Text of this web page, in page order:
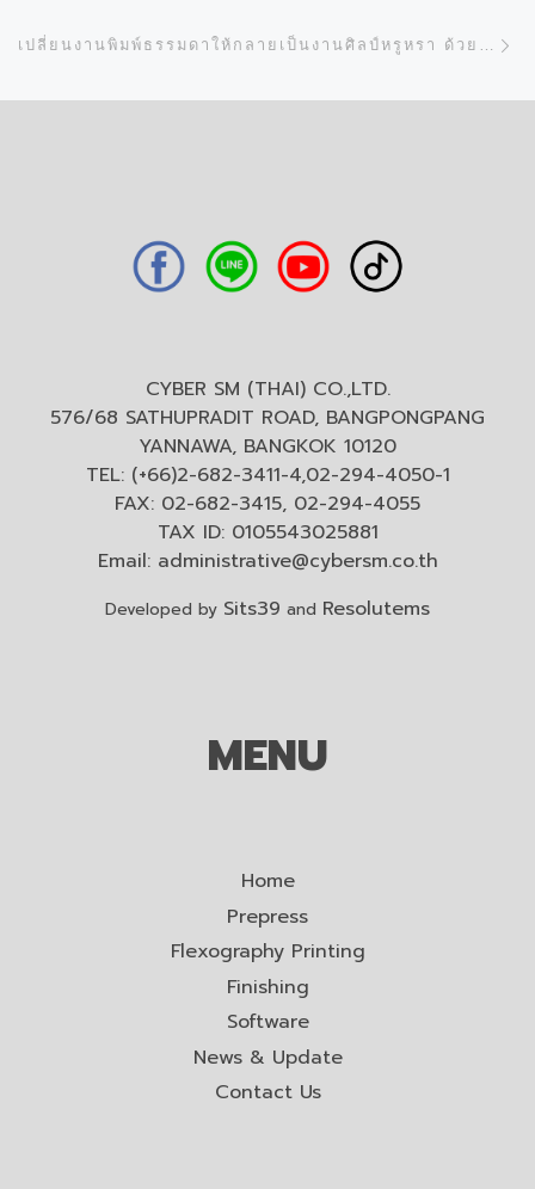
เปลี่ยนงานพิมพ์ธรรมดาให้กลายเป็นงานศิลป์หรูหรา ด้วย SCODIX ULTRA 2500 SHD
CYBER SM (THAI) CO.,LTD.
576/68 SATHUPRADIT ROAD, BANGPONGPANG
YANNAWA, BANGKOK 10120
TEL: (+66)2-682-3411-4,02-294-4050-1
FAX: 02-682-3415, 02-294-4055
TAX ID: 0105543025881
Email: administrative@cybersm.co.th
Developed by Sits39 and Resolutems
MENU
Home
Prepress
Flexography Printing
Finishing
Software
News & Update
Contact Us